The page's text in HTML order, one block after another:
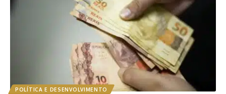
POLÍTICA E DESENVOLVIMENTO